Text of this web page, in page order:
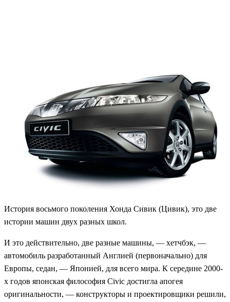
История восьмого поколения Хонда Сивик (Цивик), это две
истории машин двух разных школ.
И это действительно, две разные машины, — хетчбэк, —
автомобиль разработанный Англией (первоначально) для
Европы, седан, — Японией, для всего мира. К середине 2000-
х годов японская философия Civic достигла апогея
оригинальности, — конструкторы и проектировщики решили,